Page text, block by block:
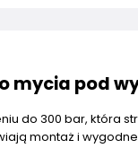
mycia pod
do 300 bar, która
montaż i